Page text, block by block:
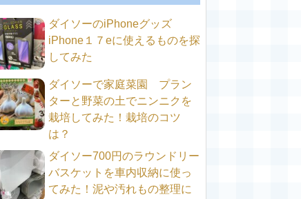
ダイソーのiPhoneグッズ
iPhone１７eに使えるものを探
してみた
ダイソーで家庭菜園 プラン
ターと野菜の土でニンニクを
栽培してみた！栽培のコツ
は？
ダイソー700円のラウンドリー
バスケットを車内収納に使っ
てみた！泥や汚れもの整理に